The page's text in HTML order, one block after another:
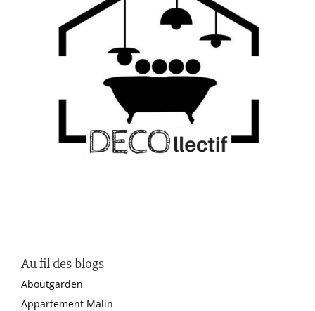
Au fil des blogs
Aboutgarden
Appartement Malin